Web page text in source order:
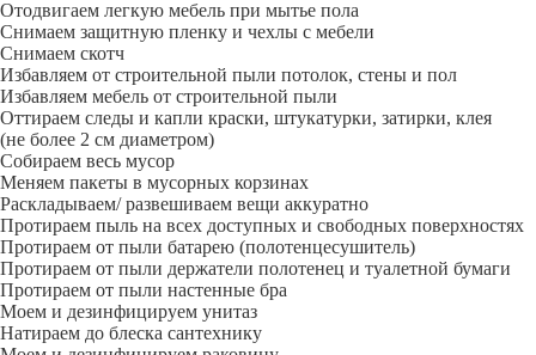
Отодвигаем легкую мебель при мытье пола
Снимаем защитную пленку и чехлы с мебели
Снимаем скотч
Избавляем от строительной пыли потолок, стены и пол
Избавляем мебель от строительной пыли
Оттираем следы и капли краски, штукатурки, затирки, клея
(не более 2 см диаметром)
Собираем весь мусор
Меняем пакеты в мусорных корзинах
Раскладываем/ развешиваем вещи аккуратно
Протираем пыль на всех доступных и свободных поверхностях
Протираем от пыли батарею (полотенцесушитель)
Протираем от пыли держатели полотенец и туалетной бумаги
Протираем от пыли настенные бра
Моем и дезинфицируем унитаз
Натираем до блеска сантехнику